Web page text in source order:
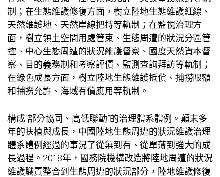
制；在生態維護修復方面，樹立陸地生態維護紅線、
天然維護地、天然岸線把持等軌制；在監視治理方
面，樹立領土空間用處管束、生態周遭的狀況分區管
控、中心生態周遭的狀況維護督察、國度天然資本督
察、目的義務制和考察評價、監測查詢拜訪等軌制；
在綠色成長方面，樹立陸地生態維護抵償、捕撈限額
和捕撈允許、海域有償應用等軌制。
構成“部分協同、高低聯動”的治理體系體例。顛末多
年的扶植與成長，中國陸地生態周遭的狀況維護治理
體系體例經過的事況了從無到有、從單薄到強大的成
長過程。2018年，國務院機構改造將陸地周遭的狀況
維護職責整合到生態周遭的狀況部分，陸地維護修復